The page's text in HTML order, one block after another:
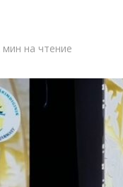
мин на чтение